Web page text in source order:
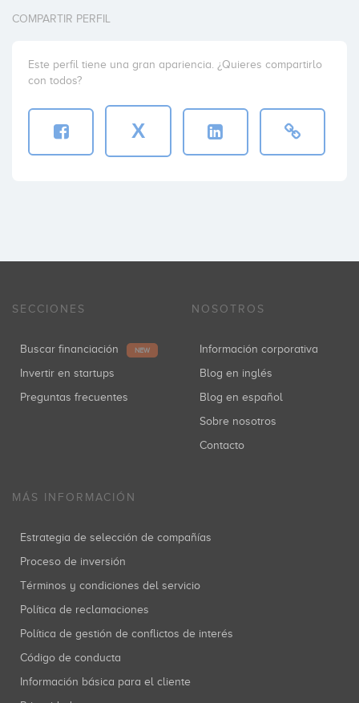
COMPARTIR PERFIL
Este perfil tiene una gran apariencia. ¿Quieres compartirlo
con todos?
X
SECCIONES
Buscar financiación NEW
Invertir en startups
Preguntas frecuentes
NOSOTROS
Información corporativa
Blog en inglés
Blog en español
Sobre nosotros
Contacto
MÁS INFORMACIÓN
Estrategia de selección de compañías
Proceso de inversión
Términos y condiciones del servicio
Política de reclamaciones
Política de gestión de conflictos de interés
Código de conducta
Información básica para el cliente